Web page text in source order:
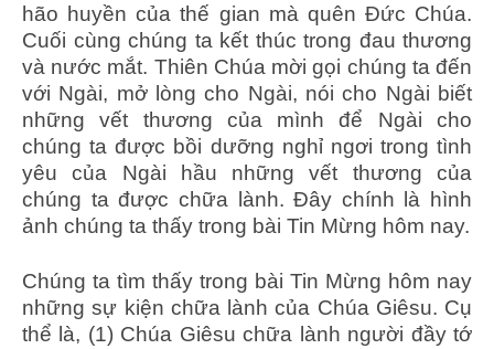
hão huyền của thế gian mà quên Đức Chúa.
Cuối cùng chúng ta kết thúc trong đau thương
và nước mắt. Thiên Chúa mời gọi chúng ta đến
với Ngài, mở lòng cho Ngài, nói cho Ngài biết
những vết thương của mình để Ngài cho
chúng ta được bồi dưỡng nghỉ ngơi trong tình
yêu của Ngài hầu những vết thương của
chúng ta được chữa lành. Đây chính là hình
ảnh chúng ta thấy trong bài Tin Mừng hôm nay.
Chúng ta tìm thấy trong bài Tin Mừng hôm nay
những sự kiện chữa lành của Chúa Giêsu. Cụ
thể là, (1) Chúa Giêsu chữa lành người đầy tớ